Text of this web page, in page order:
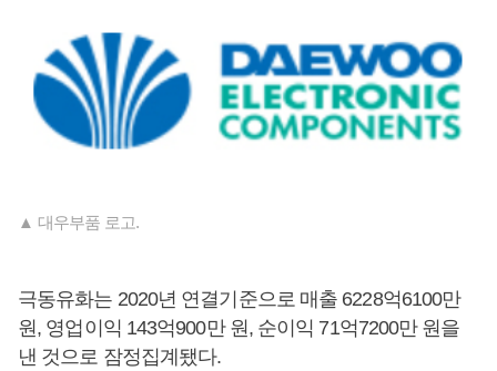
▲ 대우부품 로고.
극동유화는 2020년 연결기준으로 매출 6228억6100만
원, 영업이익 143억900만 원, 순이익 71억7200만 원을
낸 것으로 잠정집계됐다.